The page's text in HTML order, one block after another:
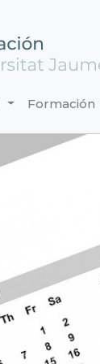
Formación